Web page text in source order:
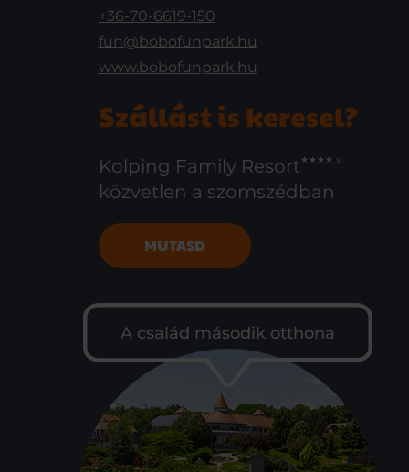
+36-70-6619-150
fun@bobofunpark.hu
www.bobofunpark.hu
Szállást is keresel?
Kolping Family Resort
közvetlen a szomszédban
MUTASD
A család második otthona